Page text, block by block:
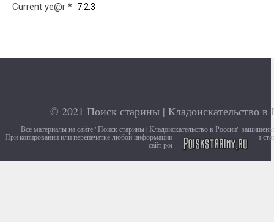
Current ye@r *
© 2021 Поиск старины | Кладоискательство в
Все материалы на сайте "Поиск старины | Кладоискательство в России"
При копировании или перепечатке любой информации с сайта, убедительно просим
сайт poiskstariny.ru